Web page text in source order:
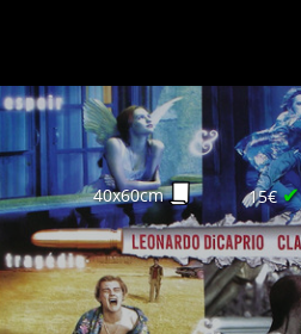
40x60cm 15€✔